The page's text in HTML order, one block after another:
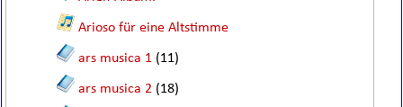
Arioso für eine Altstimme
ars musica 1 (11)
ars musica 2 (18)